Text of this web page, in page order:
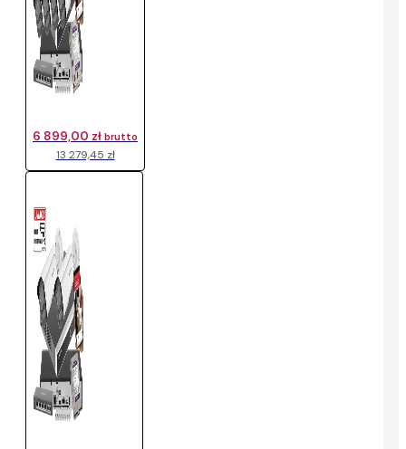
13 279,45 zł
6 899,00 zł brutto